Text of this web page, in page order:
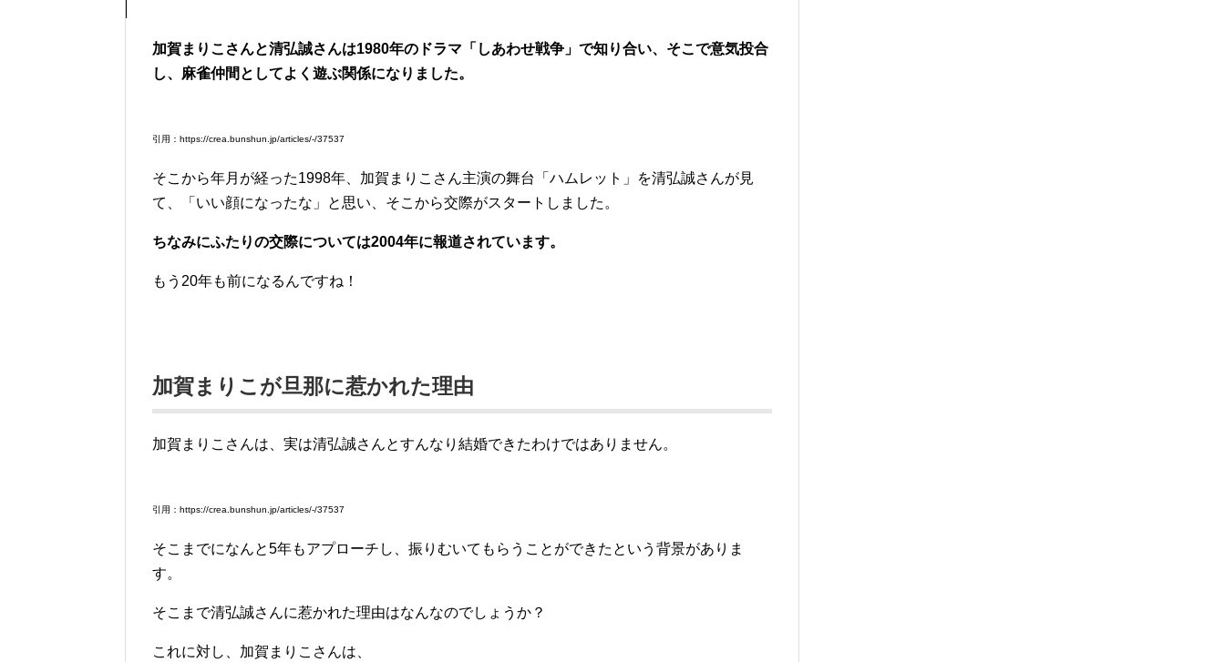
加賀まりこさんと清弘誠さんは1980年のドラマ「しあわせ戦争」で知り合い、そこで意気投合
し、麻雀仲間としてよく遊ぶ関係になりました。
引用：https://crea.bunshun.jp/articles/-/37537
そこから年月が経った1998年、加賀まりこさん主演の舞台「ハムレット」を清弘誠さんが見
て、「いい顔になったな」と思い、そこから交際がスタートしました。
ちなみにふたりの交際については2004年に報道されています。
もう20年も前になるんですね！
加賀まりこが旦那に惹かれた理由
加賀まりこさんは、実は清弘誠さんとすんなり結婚できたわけではありません。
引用：https://crea.bunshun.jp/articles/-/37537
そこまでになんと5年もアプローチし、振りむいてもらうことができたという背景がありま
す。
そこまで清弘誠さんに惹かれた理由はなんなのでしょうか？
これに対し、加賀まりこさんは、